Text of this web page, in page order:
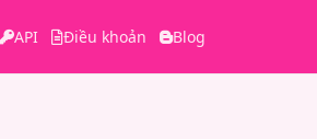
API Điều khoản Blog